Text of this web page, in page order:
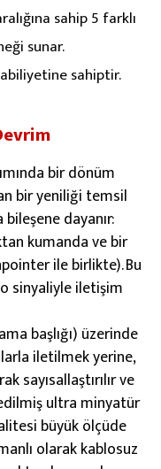
sahip 5 farklı
sunar.
sahiptir.
bir dönüm
bir yeniliği temsil
dayanır:
kumanda ve bir
ile birlikte). Bu
sinyaliyle iletişim
başlığı) üzerinde
iletilmek yerine,
sayısallaştırılır ve
ultra minyatür
büyük ölçüde
olarak kablosuz